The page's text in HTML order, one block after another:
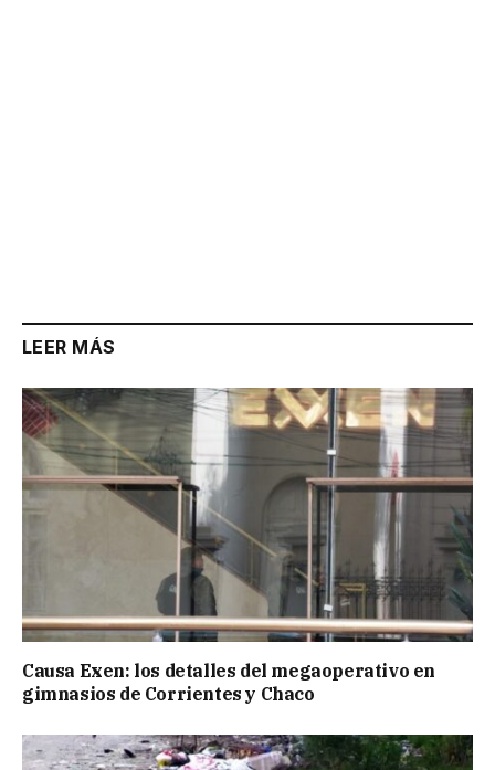
LEER MÁS
Causa Exen: los detalles del megaoperativo en
gimnasios de Corrientes y Chaco